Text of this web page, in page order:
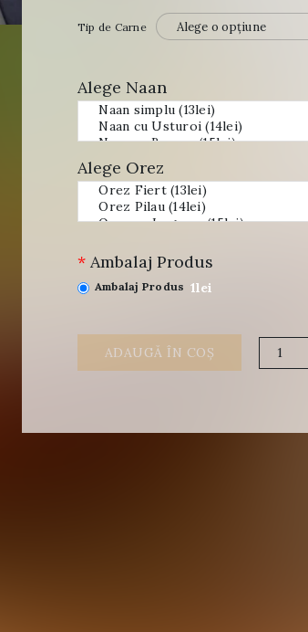
Tip de Carne
Alege Naan
Alege Orez
* Ambalaj Produs
Ambalaj Produs 1lei
ADAUGĂ ÎN COȘ
Cantitate
Sagwala